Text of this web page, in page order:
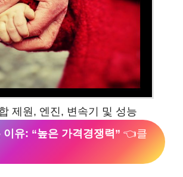
제원, 엔진, 변속기 및 성능
이유: “높은 가격경쟁력” 👈클